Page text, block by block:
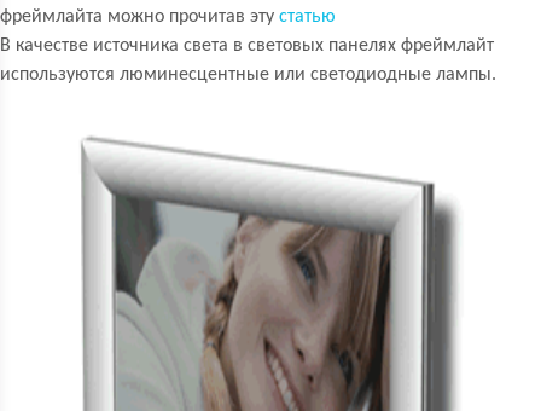
фреймлайта можно прочитав эту статью
В качестве источника света в световых панелях фреймлайт
используются люминесцентные или светодиодные лампы.